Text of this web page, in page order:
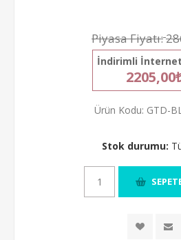
Piyasa Fiyatı:
İndirimli İnternet
Ürün Kodu: GTD-
Stok durumu: